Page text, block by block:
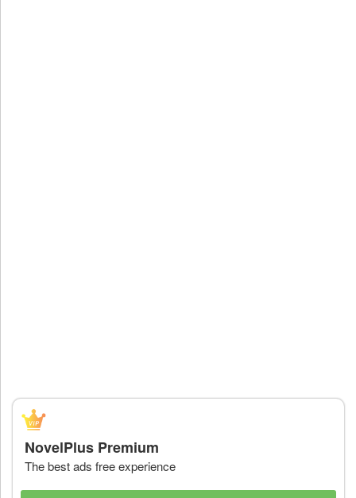
NovelPlus Premium
The best ads free experience